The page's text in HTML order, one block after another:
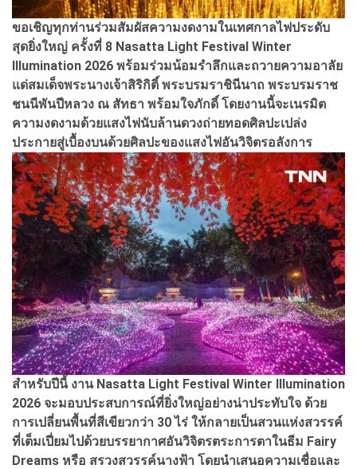
ขอเชิญทุกท่านร่วมสัมผัสความงดงามในเทศกาลไฟประดับ
สุดยิ่งใหญ่ ครั้งที่ 8 Nasatta Light Festival Winter
Illumination 2026 พร้อมร่วมน้อมรำลึกและถวายความอาลัย
แด่สมเด็จพระนางเจ้าสิริกิติ์ พระบรมราชินีนาถ พระบรมราช
ชนนีพันปีหลวง ณ สัทธา พร้อมใจภักดิ์ โดยงานนี้จะเนรมิต
ความงดงามด้วยแสงไฟนับล้านดวงถ่ายทอดศิลปะเปล่ง
ประกายสู่เบื้องบนด้วยศิลปะของแสงไฟอันวิจิตรอลังการ
สำหรับปีนี้ งาน Nasatta Light Festival Winter Illumination
2026 จะมอบประสบการณ์ที่ยิ่งใหญ่อย่างน่าประทับใจ ด้วย
การเปลี่ยนพื้นที่สีเขียวกว่า 30 ไร่ ให้กลายเป็นสวนแห่งสวรรค์
ที่เต็มเปี่ยมไปด้วยบรรยากาศอันวิจิตรตระการตาในธีม Fairy
Dreams หรือ สรวงสวรรค์นางฟ้า โดยนำเสนอความเชื่อและ